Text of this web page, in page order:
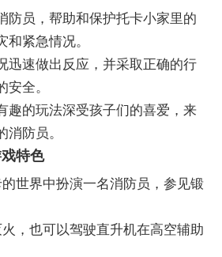
防员，帮助和保护托卡小家里的
和紧急情况。
迅速做出反应，并采取正确的行
全。
趣的玩法深受孩子们的喜爱，来
消防员。
特色
世界中扮演一名消防员，参见锻
，也可以驾驶直升机在高空辅助